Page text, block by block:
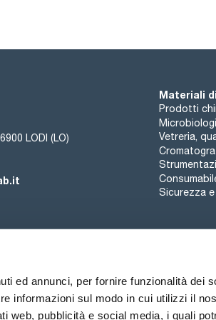
ed annunci, per fornire funzionalità dei
informazioni sul modo in cui utilizzi il
web, pubblicità e social media, i quali
LODI (LO)
Materiali
Prodotti
Vetreria,
Sicurezza e
Eventi Contatto Novità